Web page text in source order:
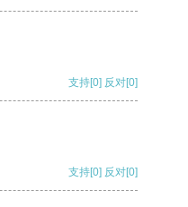
支持[0] 反对[0]
支持[0] 反对[0]